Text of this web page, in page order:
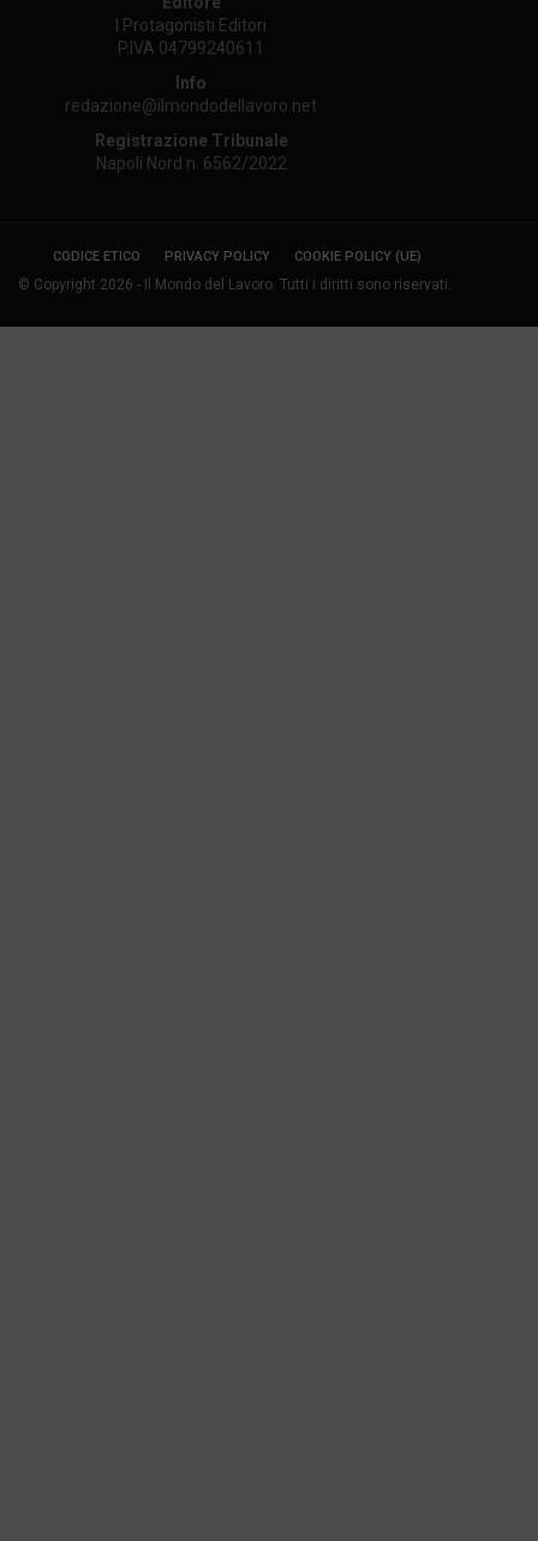
I Protagonisti Editori
P.IVA 04799240611
Info
redazione@ilmondodellavoro.net
Registrazione Tribunale
Napoli Nord n. 6562/2022
CODICE ETICO PRIVACY POLICY COOKIE POLICY (UE)
© Copyright 2026 - Il Mondo del Lavoro. Tutti i diritti sono riservati.